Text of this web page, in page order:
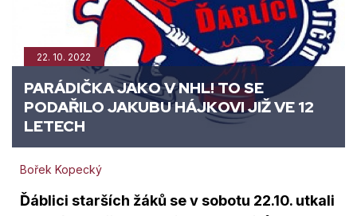
22. 10. 2022
PARÁDIČKA JAKO V NHL! TO SE
PODAŘILO JAKUBU HÁJKOVI JIŽ VE 12
LETECH
Bořek Kopecký
Ďáblici starších žáků se v sobotu 22.10. utkali